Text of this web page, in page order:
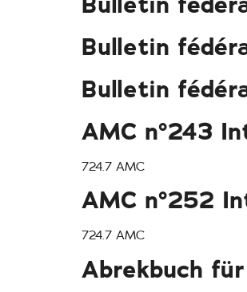
Bulletin
Bulletin
AMC n°243
724.7 AMC
AMC n°252
724.7 AMC
Abrekbuch